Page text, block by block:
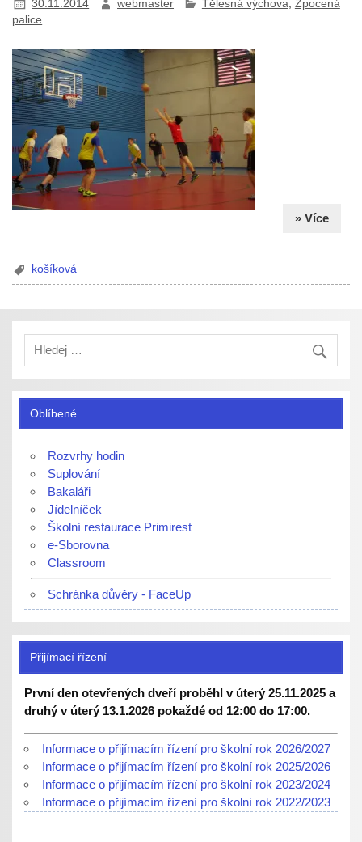
30.11.2014 webmaster Tělesná výchova Zpocená
palice
» Více
košíková
Oblíbené
Rozvrhy hodin
Suplování
Bakaláři
Jídelníček
Školní restaurace Primirest
e-Sborovna
Classroom
Schránka důvěry - FaceUp
Přijímací řízení
První den otevřených dveří proběhl v úterý 25.11.2025 a
druhý v úterý 13.1.2026 pokaždé od 12:00 do 17:00.
Informace o přijímacím řízení pro školní rok 2026/2027
Informace o přijímacím řízení pro školní rok 2025/2026
Informace o přijímacím řízení pro školní rok 2023/2024
Informace o přijímacím řízení pro školní rok 2022/2023